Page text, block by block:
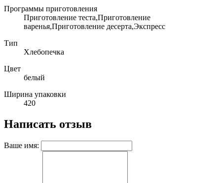
Программы приготовления
Приготовление теста,Приготовление
варенья,Приготовление десерта,Экспресс
Тип
Хлебопечка
Цвет
белый
Ширина упаковки
420
Написать отзыв
Ваше имя: